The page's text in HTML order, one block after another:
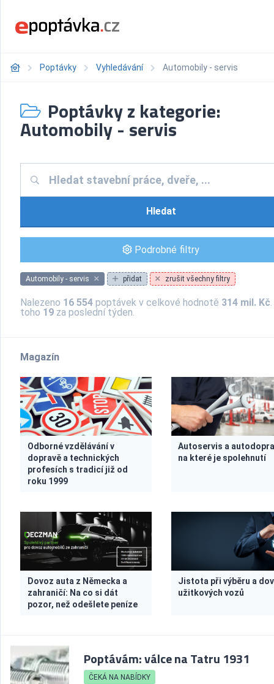
Poptávky Vyhledávání Automobily - servis
Poptávky z kategorie:
Automobily - servis
Hledat
Podrobné filtry
Automobily - servis přidat zrušit všechny filtry
Nalezeno 16 554 poptávek v celkové hodnotě 314 mil. Kč
toho 19 za poslední týden.
Magazín
Odborné vzdělávání v
dopravě a technických
profesích s tradicí již od
roku 1999
Autoservis a
na které je spolehnutí
Dovoz auta z Německa a
zahraničí: Na co si dát
pozor, než odešlete peníze
Jistota při výběru a
užitkových vozů
Poptávám: válce na Tatru 1931
ČEKÁ NA NABÍDKY